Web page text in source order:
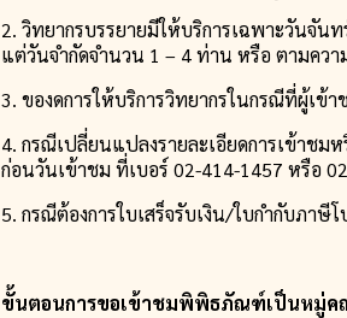
2. วิทยากรบรรยายมีให้บริการเฉพาะวันจัน
แต่วันจำกัดจำนวน 1 – 4 ท่าน หรือ ตามคว
3. ของดการให้บริการวิทยากรในกรณีที่ผู้เ
4. กรณีเปลี่ยนแปลงรายละเอียดการเข้าชม
ก่อนวันเข้าชม ที่เบอร์ 02-414-1457 หรือ
5. กรณีต้องการใบเสร็จรับเงิน/ใบกำกับภา
ขั้นตอนการขอเข้าชมพิพิธภัณฑ์เป็นหมู่ค